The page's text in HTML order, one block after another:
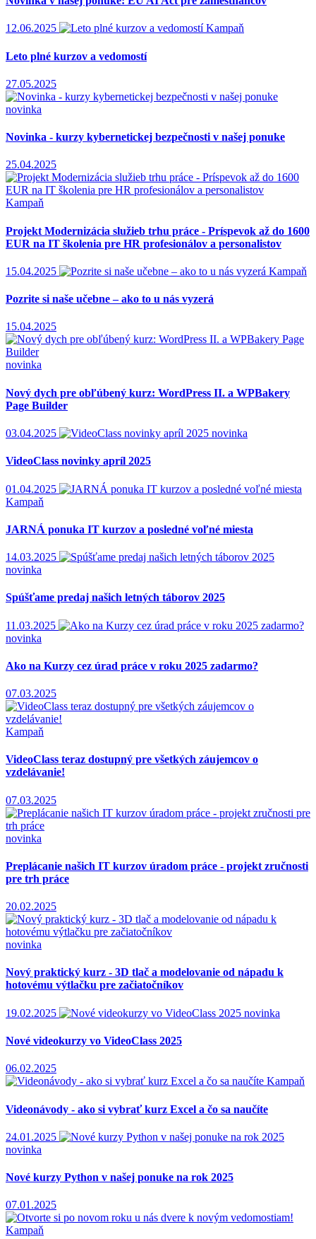
12.06.2025 Kampaň
Leto plné kurzov a vedomostí
27.05.2025
novinka
Novinka - kurzy kybernetickej bezpečnosti v našej ponuke
25.04.2025
Kampaň
Projekt Modernizácia služieb trhu práce - Príspevok až do 1600
EUR na IT školenia pre HR profesionálov a personalistov
15.04.2025 Kampaň
Pozrite si naše učebne – ako to u nás vyzerá
15.04.2025
novinka
Nový dych pre obľúbený kurz: WordPress II. a WPBakery
Page Builder
03.04.2025 novinka
VideoClass novinky apríl 2025
01.04.2025
Kampaň
JARNÁ ponuka IT kurzov a posledné voľné miesta
14.03.2025
novinka
Spúšťame predaj našich letných táborov 2025
11.03.2025
novinka
Ako na Kurzy cez úrad práce v roku 2025 zadarmo?
07.03.2025
Kampaň
VideoClass teraz dostupný pre všetkých záujemcov o
vzdelávanie!
07.03.2025
novinka
Preplácanie našich IT kurzov úradom práce - projekt zručnosti
pre trh práce
20.02.2025
novinka
Nový praktický kurz - 3D tlač a modelovanie od nápadu k
hotovému výtlačku pre začiatočníkov
19.02.2025 novinka
Nové videokurzy vo VideoClass 2025
06.02.2025
Kampaň
Videonávody - ako si vybrať kurz Excel a čo sa naučíte
24.01.2025
novinka
Nové kurzy Python v našej ponuke na rok 2025
07.01.2025
Kampaň